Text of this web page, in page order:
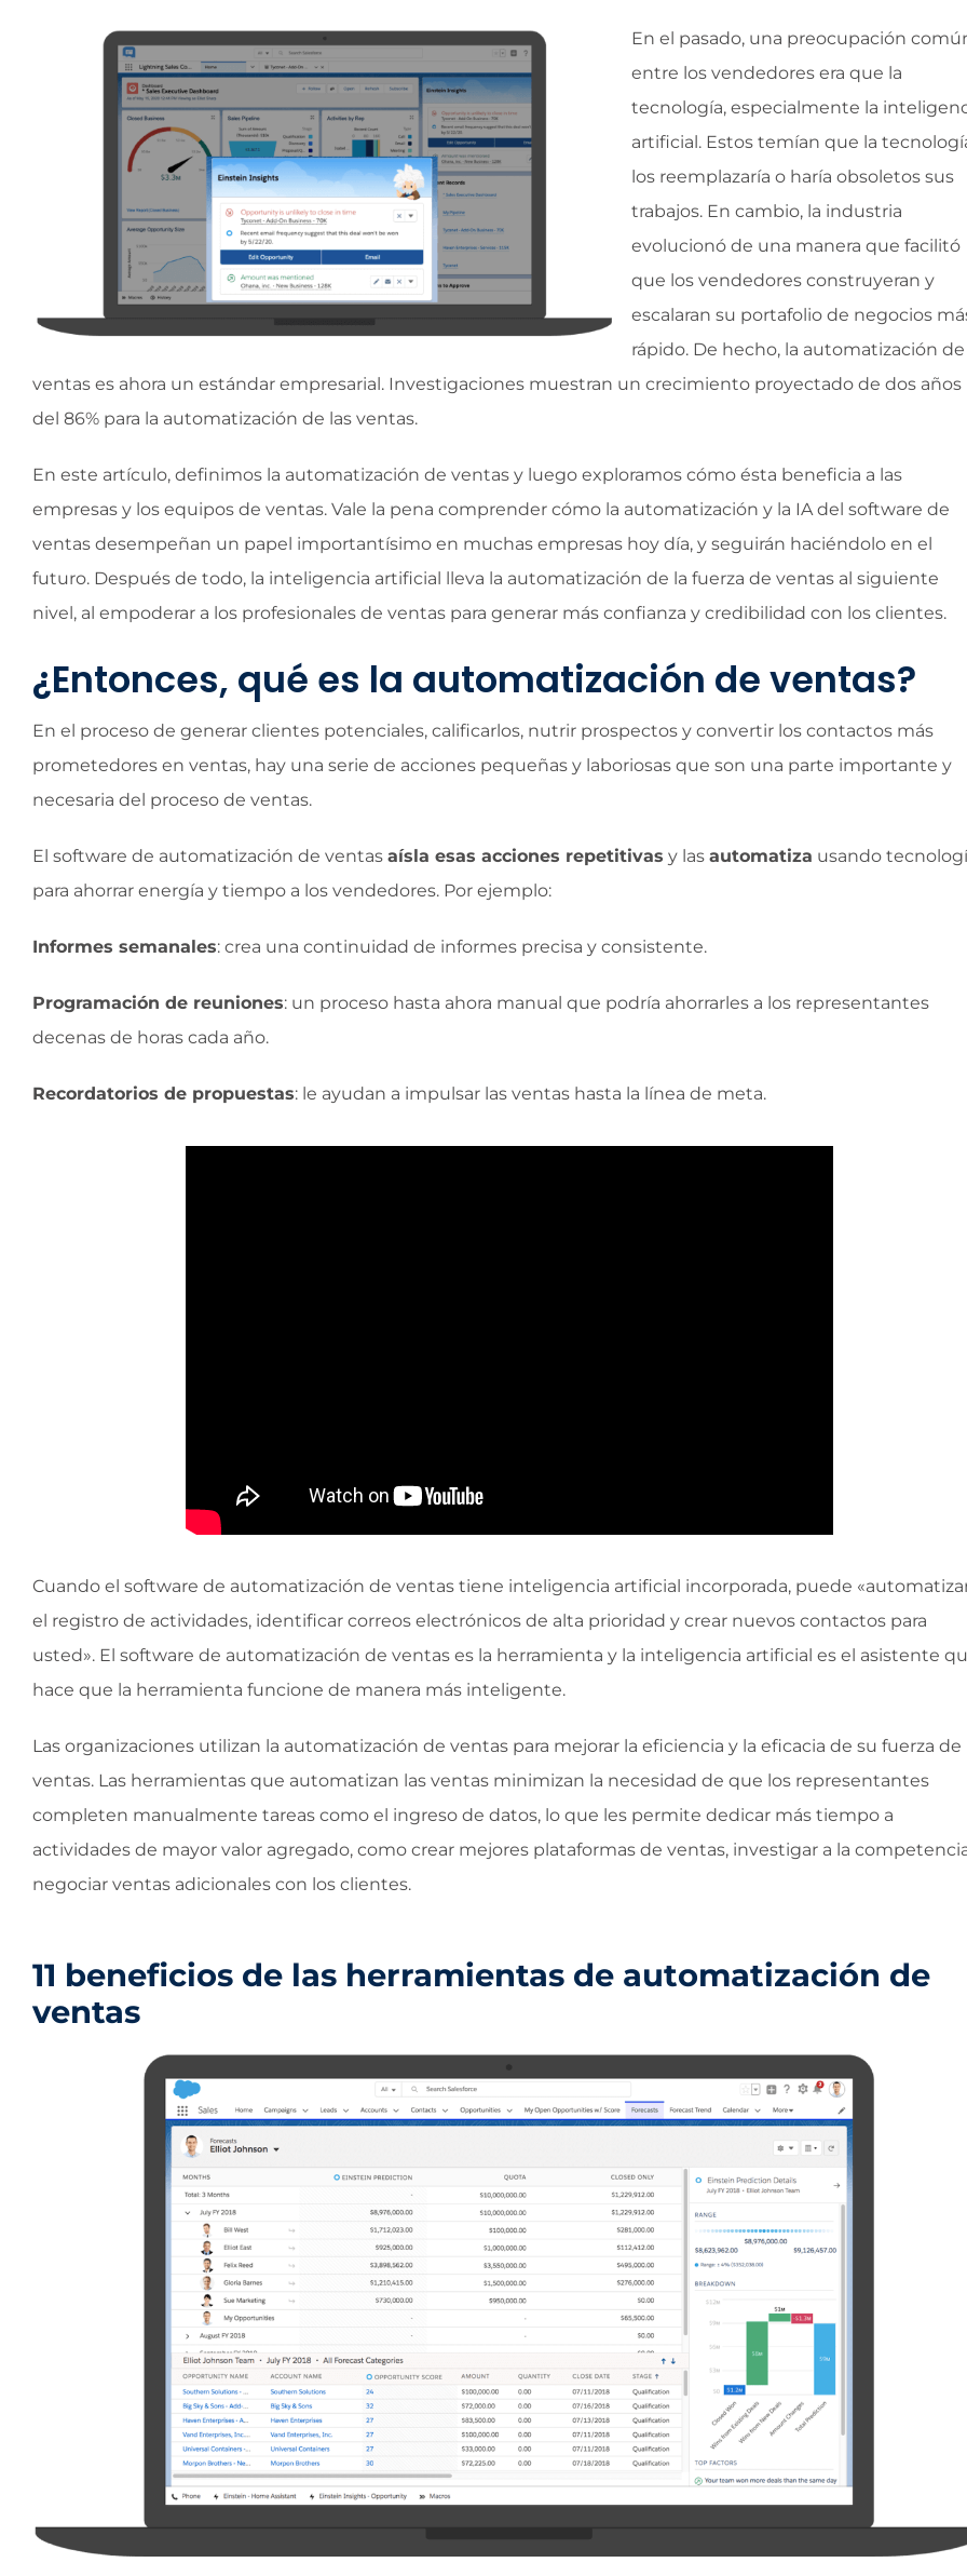
En el pasado, una preocupación
entre los vendedores era que la
tecnología, especialmente la
artificial. Estos temían que la
los reemplazaría o haría obsoletos sus
trabajos. En cambio, la industria
evolucionó de una manera que facilitó
que los vendedores construyeran y
escalaran su portafolio de negocios
rápido. De hecho, la automatización de
ventas es ahora un estándar empresarial. Investigaciones muestran un crecimiento proyectado de dos años
del 86% para la automatización de las ventas.
En este artículo, definimos la automatización de ventas y luego exploramos cómo ésta beneficia a las
empresas y los equipos de ventas. Vale la pena comprender cómo la automatización y la IA del software de
ventas desempeñan un papel importantísimo en muchas empresas hoy día, y seguirán haciéndolo en el
futuro. Después de todo, la inteligencia artificial lleva la automatización de la fuerza de ventas al siguiente
nivel, al empoderar a los profesionales de ventas para generar más confianza y credibilidad con los clientes.
¿Entonces, qué es la automatización de ventas?
En el proceso de generar clientes potenciales, calificarlos, nutrir prospectos y convertir los contactos más
prometedores en ventas, hay una serie de acciones pequeñas y laboriosas que son una parte importante y
necesaria del proceso de ventas.
El software de automatización de ventas aísla esas acciones repetitivas y las automatiza usando
para ahorrar energía y tiempo a los vendedores. Por ejemplo:
Informes semanales: crea una continuidad de informes precisa y consistente.
Programación de reuniones: un proceso hasta ahora manual que podría ahorrarles a los representantes
decenas de horas cada año.
Recordatorios de propuestas: le ayudan a impulsar las ventas hasta la línea de meta.
Cuando el software de automatización de ventas tiene inteligencia artificial incorporada, puede
el registro de actividades, identificar correos electrónicos de alta prioridad y crear nuevos contactos para
usted». El software de automatización de ventas es la herramienta y la inteligencia artificial es el asistente
hace que la herramienta funcione de manera más inteligente.
Las organizaciones utilizan la automatización de ventas para mejorar la eficiencia y la eficacia de su fuerza de
ventas. Las herramientas que automatizan las ventas minimizan la necesidad de que los representantes
completen manualmente tareas como el ingreso de datos, lo que les permite dedicar más tiempo a
actividades de mayor valor agregado, como crear mejores plataformas de ventas, investigar a la
negociar ventas adicionales con los clientes.
11 beneficios de las herramientas de automatización de
ventas